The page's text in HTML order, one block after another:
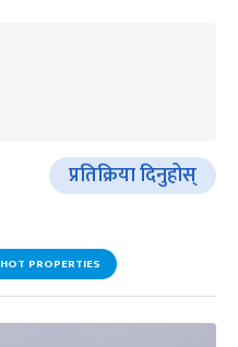
प्रतिक्रिया दिनुहोस्
HOT PROPERTIES